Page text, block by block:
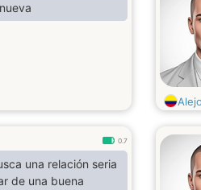
0.7
una relación seria
de una buena